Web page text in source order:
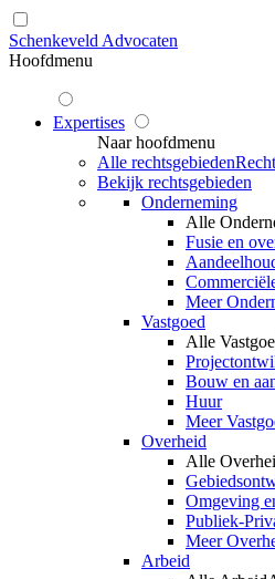
Schenkeveld Advocaten
Hoofdmenu
Expertises
Naar hoofdmenu
Alle rechtsgebieden
Bekijk rechtsgebieden
Onderneming
Alle
Fusie en
Meer
Vastgoed
Alle
Bouw en
Huur
Meer
Overheid
Alle
Omgeving
Publiek-
Meer
Arbeid